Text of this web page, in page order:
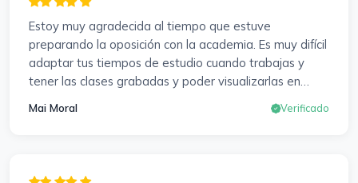
Estoy muy agradecida al tiempo que estuve
preparando la oposición con la academia. Es muy difícil
adaptar tus tiempos de estudio cuando trabajas y
tener las clases grabadas y poder visualizarlas en
cualquier momento y las veces que sea necesario, se
agradece mucho. Sabemos que el trabajo de estudio
profesores accesibles, atentos y dispuestos para
Mai Moral Verificado